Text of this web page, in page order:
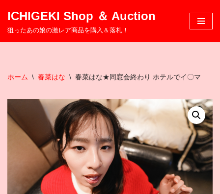
コ
ツ
ッ
ICHIGEKI Shop ＆ Auction
狙ったあの娘の激レア商品を購入＆落札！
ホーム \ 春菜はな \ 春菜はな★同窓会終わり ホテルでイ〇マ